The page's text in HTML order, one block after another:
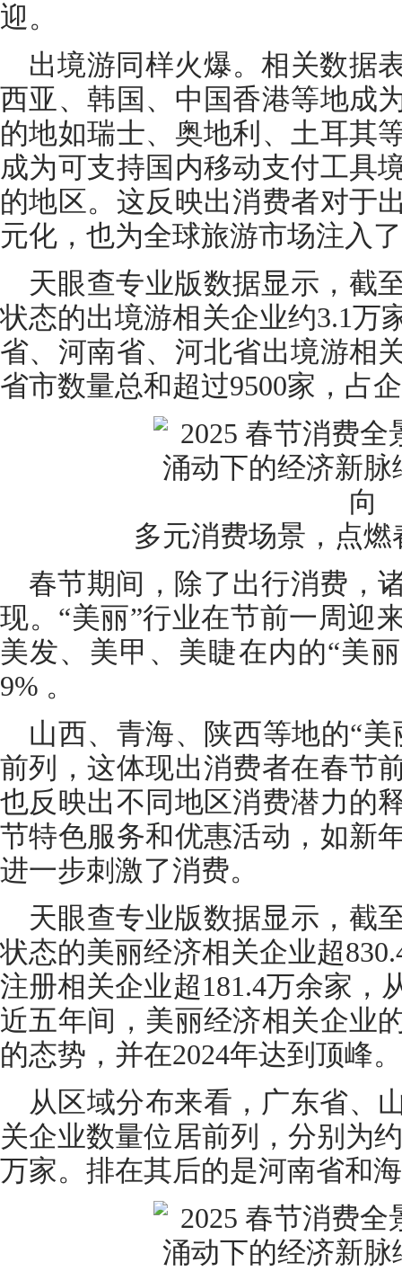
迎。
出境游同样火爆。相关数据
西亚、韩国、中国香港等地成
的地如瑞士、奥地利、土耳其
成为可支持国内移动支付工具
的地区。这反映出消费者对于
元化，也为全球旅游市场注入
天眼查专业版数据显示，截
状态的出境游相关企业约3.1万
省、河南省、河北省出境游相
省市数量总和超过9500家，占
多元消费场景，点
春节期间，除了出行消费，
现。“美丽”行业在节前一周迎
美发、美甲、美睫在内的“美
9% 。
山西、青海、陕西等地的“
前列，这体现出消费者在春节
也反映出不同地区消费潜力的
节特色服务和优惠活动，如新
进一步刺激了消费。
天眼查专业版数据显示，截
状态的美丽经济相关企业超
注册相关企业超181.4万余家，
近五年间，美丽经济相关企业
的态势，并在2024年达到顶峰。
从区域分布来看，广东省、
关企业数量位居前列，分别为
万家。排在其后的是河南省和